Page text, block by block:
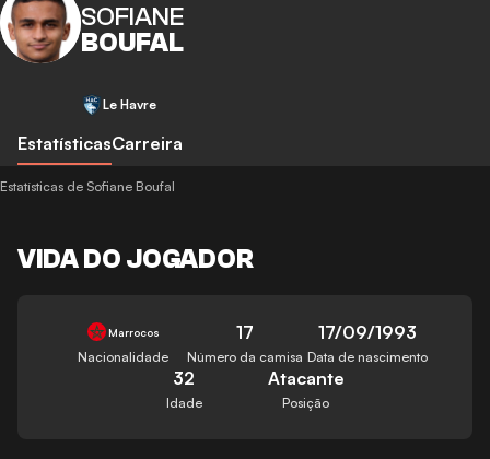
SOFIANE
BOUFAL
Le Havre
EstatísticasCarreira
Estatísticas de Sofiane Boufal
VIDA DO JOGADOR
Marrocos
Nacionalidade
17
Número da camisa
17/09/1993
Data de nascimento
32
Idade
Atacante
Posição